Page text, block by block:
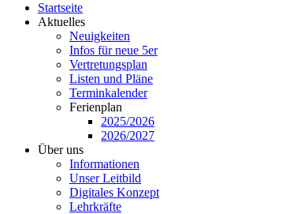
Startseite
Aktuelles
Neuigkeiten
Infos für neue 5er
Vertretungsplan
Listen und Pläne
Terminkalender
Ferienplan
2025/2026
2026/2027
Über uns
Informationen
Unser Leitbild
Digitales Konzept
Lehrkräfte